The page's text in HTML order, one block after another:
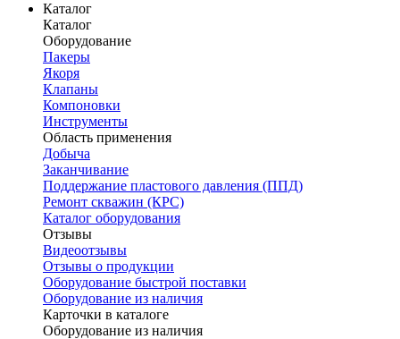
Каталог
Каталог
Оборудование
Пакеры
Якоря
Клапаны
Компоновки
Инструменты
Область применения
Добыча
Заканчивание
Поддержание пластового давления (ППД)
Ремонт скважин (КРС)
Каталог оборудования
Отзывы
Видеоотзывы
Отзывы о продукции
Оборудование быстрой поставки
Оборудование из наличия
Карточки в каталоге
Оборудование из наличия